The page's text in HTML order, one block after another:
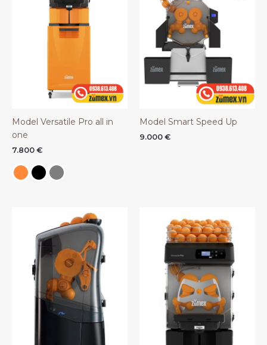
Model Versatile Pro all in
one
7.800 €
Model Smart Speed Up
9.000 €